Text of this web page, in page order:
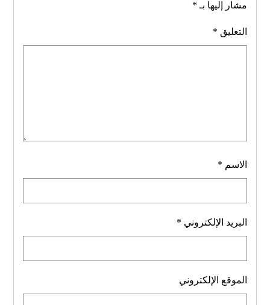
مشار إليها بـ *
التعليق *
الاسم *
البريد الإلكتروني *
الموقع الإلكتروني